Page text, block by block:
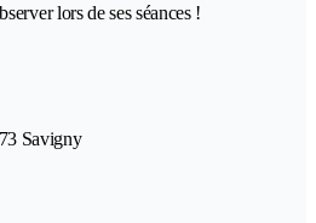
lors de ses séances !
Savigny